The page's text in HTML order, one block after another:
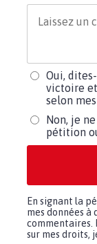
Oui,
victoire
selon
Non, je
pétition
En signant la
mes données à
commentaires.
sur mes droits,